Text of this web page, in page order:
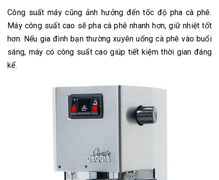
Công suất máy cũng ảnh hưởng đến tốc độ pha cà phê.
Máy công suất cao sẽ pha cà phê nhanh hơn, giữ nhiệt tốt
hơn. Nếu gia đình bạn thường xuyên uống cà phê vào buổi
sáng, máy có công suất cao giúp tiết kiệm thời gian đáng
kể.